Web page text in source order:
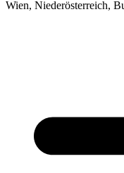
Wien, Niederösterreich,